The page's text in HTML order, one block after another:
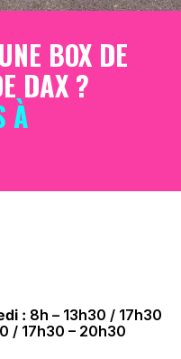
BOX DE
DAX ?
À
: 8h – 13h30 / 17h30
/ 17h30 – 20h30